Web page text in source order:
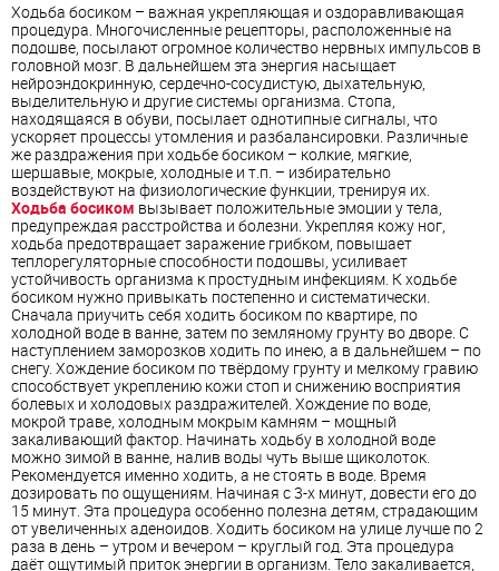
Ходьба босиком – важная укрепляющая и оздоравливающая
процедура. Многочисленные рецепторы, расположенные на
подошве, посылают огромное количество нервных импульсов в
головной мозг. В дальнейшем эта энергия насыщает
нейроэндокринную, сердечно-сосудистую, дыхательную,
выделительную и другие системы организма. Стопа,
находящаяся в обуви, посылает однотипные сигналы, что
ускоряет процессы утомления и разбалансировки. Различные
же раздражения при ходьбе босиком – колкие, мягкие,
шершавые, мокрые, холодные и т.п. – избирательно
воздействуют на физиологические функции, тренируя их.
Ходьба босиком вызывает положительные эмоции у тела,
предупреждая расстройства и болезни. Укрепляя кожу ног,
ходьба предотвращает заражение грибком, повышает
теплорегуляторные способности подошвы, усиливает
устойчивость организма к простудным инфекциям. К ходьбе
босиком нужно привыкать постепенно и систематически.
Сначала приучить себя ходить босиком по квартире, по
холодной воде в ванне, затем по земляному грунту во дворе. С
наступлением заморозков ходить по инею, а в дальнейшем – по
снегу. Хождение босиком по твёрдому грунту и мелкому гравию
способствует укреплению кожи стоп и снижению восприятия
болевых и холодовых раздражителей. Хождение по воде,
мокрой траве, холодным мокрым камням – мощный
закаливающий фактор. Начинать ходьбу в холодной воде
можно зимой в ванне, налив воды чуть выше щиколоток.
Рекомендуется именно ходить, а не стоять в воде. Время
дозировать по ощущениям. Начиная с 3-х минут, довести его до
15 минут. Эта процедура особенно полезна детям, страдающим
от увеличенных аденоидов. Ходить босиком на улице лучше по 2
раза в день – утром и вечером – круглый год. Эта процедура
даёт ощутимый приток энергии в организм. Тело закаливается,